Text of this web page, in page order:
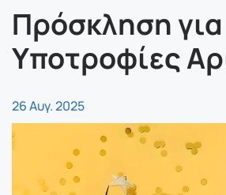
Πρόσκληση για
Υποτροφίες
26 Αυγ. 2025